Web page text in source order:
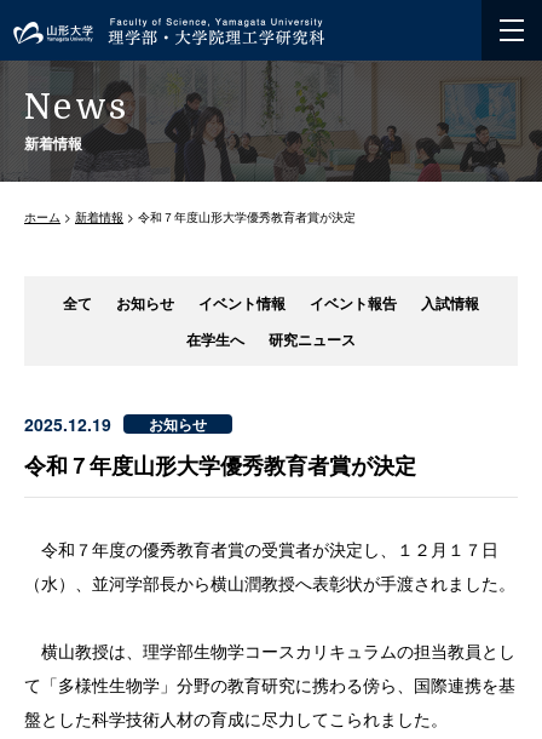
News
新着情報
ホーム > 新着情報 > 令和７年度山形大学優秀教育者賞が決定
全て お知らせ イベント情報 イベント報告
入試情報
在学生へ
研究ニュース
2025.12.19 お知らせ
令和７年度山形大学優秀教育者賞が決定
令和７年度の優秀教育者賞の受賞者が決定し、１２月１７日
（水）、並河学部長から横山潤教授へ表彰状が手渡されました。
横山教授は、理学部生物学コースカリキュラムの担当教員とし
て「多様性生物学」分野の教育研究に携わる傍ら、国際連携を基
盤とした科学技術人材の育成に尽力してこられました。